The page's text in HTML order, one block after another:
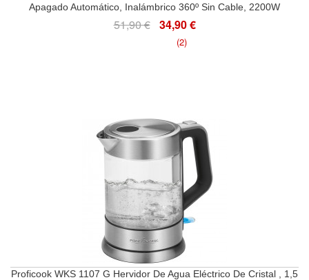
Apagado Automático, Inalámbrico 360º Sin Cable, 2200W
51,90 € 34,90 €
(2)
Proficook WKS 1107 G Hervidor De Agua Eléctrico De Cristal , 1,5